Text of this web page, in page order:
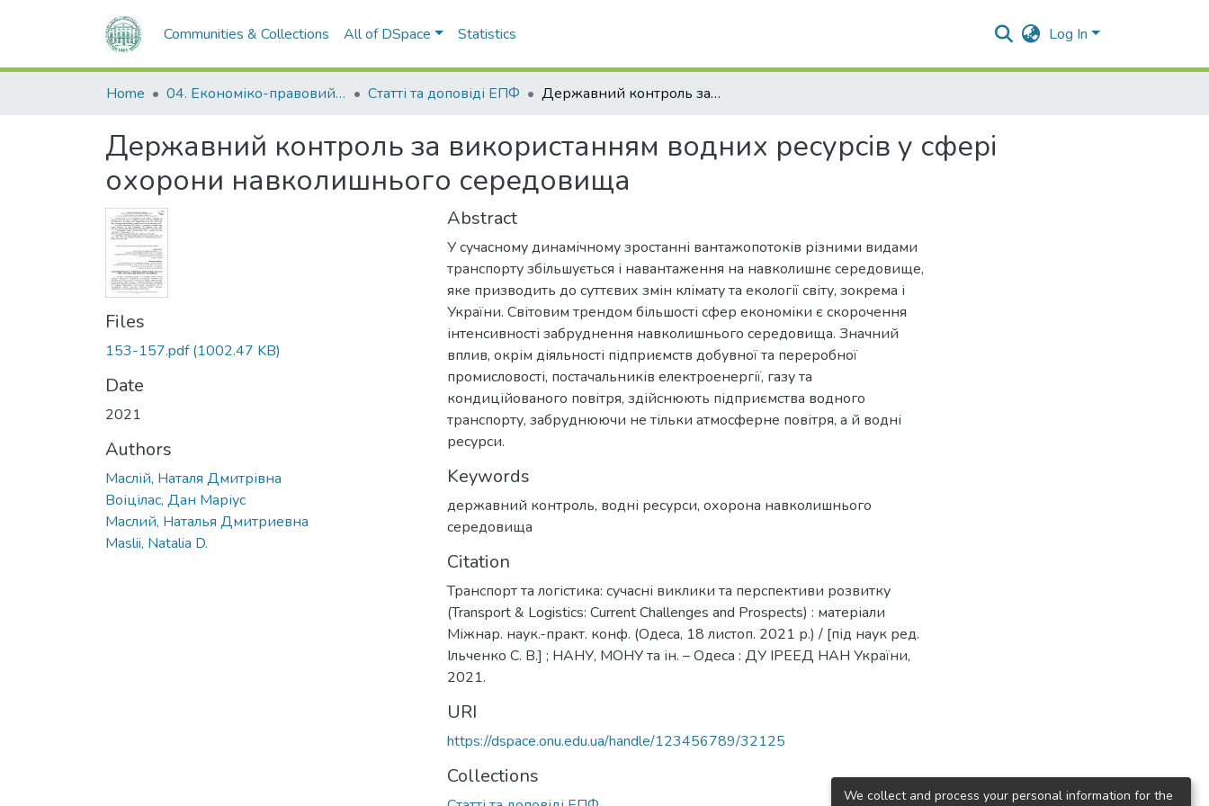
Communities & Collections All of DSpace Statistics Log In
Home 04. Економіко-правовий факультет Статті та доповіді ЕПФ Державний контроль за використанням водних ресурсів у сфері охорони навколишнього середовища
Державний контроль за використанням водних ресурсів у сфері
охорони навколишнього середовища
Files
153-157.pdf(1002.47 KB)
Date
2021
Authors
Маслій, Наталя Дмитрівна
Воіцілас, Дан Маріус
Маслий, Наталья Дмитриевна
Maslii, Natalia D.
Abstract
У сучасному динамічному зростанні вантажопотоків різними видами
транспорту збільшується і навантаження на навколишнє середовище,
яке призводить до суттєвих змін клімату та екології світу, зокрема і
України. Світовим трендом більшості сфер економіки є скорочення
інтенсивності забруднення навколишнього середовища. Значний
вплив, окрім діяльності підприємств добувної та переробної
промисловості, постачальників електроенергії, газу та
кондиційованого повітря, здійснюють підприємства водного
транспорту, забруднюючи не тільки атмосферне повітря, а й водні
ресурси.
Keywords
державний контроль, водні ресурси, охорона навколишнього
середовища
Citation
Транспорт та логістика: сучасні виклики та перспективи розвитку
(Transport & Logistics: Current Challenges and Prospects) : матеріали
Міжнар. наук.-практ. конф. (Одеса, 18 листоп. 2021 р.) / [під наук ред.
Ільченко С. В.] ; НАНУ, МОНУ та ін. – Одеса : ДУ ІРЕЕД НАН України,
2021.
URI
https://dspace.onu.edu.ua/handle/123456789/32125
Collections
We collect and process your personal information for the